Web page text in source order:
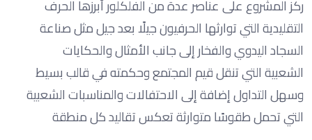
ركز المشروع على عناصر عدة من الفلكلور أبرزها الحرف
التقليدية التي توارثها الحرفيون جيلًا بعد جيل مثل صناعة
السجاد اليدوي والفخار إلى جانب الأمثال والحكايات
الشعبية التي تنقل قيم المجتمع وحكمته في قالب بسيط
وسهل التداول إضافة إلى الاحتفالات والمناسبات الشعبية
التي تحمل طقوسًا متوارثة تعكس تقاليد كل منطقة